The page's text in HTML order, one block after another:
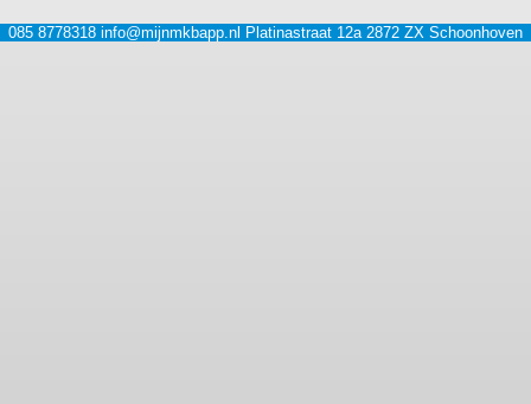
085 8778318 info@mijnmkbapp.nl Platinastraat 12a 2872 ZX Schoonhoven